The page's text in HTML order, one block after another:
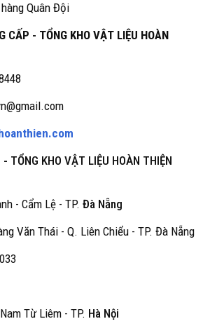
Quân Đội
CẤP - TỔNG KHO VẬT LIỆU HOÀN
- TỔNG KHO VẬT LIỆU HOÀN THIỆN
- Cẩm Lệ - TP. Đà Nẵng
Văn Thái - Q. Liên Chiểu - TP. Đà Nẵng
Từ Liêm - TP. Hà Nội